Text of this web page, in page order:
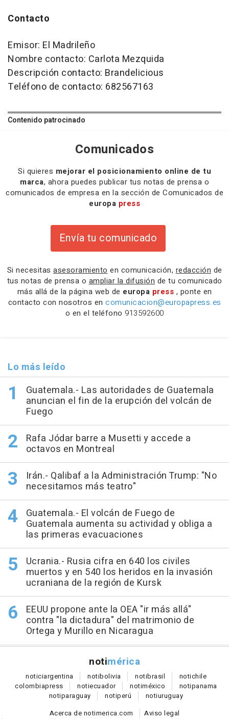
Contacto
Emisor: El Madrileño
Nombre contacto: Carlota Mezquida
Descripción contacto: Brandelicious
Teléfono de contacto: 682567163
Contenido patrocinado
Comunicados
Si quieres mejorar el posicionamiento online de tu
marca, ahora puedes publicar tus notas de prensa o
comunicados de empresa en la sección de Comunicados de
europa press
Envía tu comunicado
Si necesitas asesoramiento en comunicación, redacción de
tus notas de prensa o ampliar la difusión de tu comunicado
más allá de la página web de europa press , ponte en
contacto con nosotros en comunicacion@europapress.es
o en el teléfono 913592600
Lo más leído
Guatemala.- Las autoridades de Guatemala
anuncian el fin de la erupción del volcán de
Fuego
Rafa Jódar barre a Musetti y accede a
octavos en Montreal
Irán.- Qalibaf a la Administración Trump: "No
necesitamos más teatro"
Guatemala.- El volcán de Fuego de
Guatemala aumenta su actividad y obliga a
las primeras evacuaciones
Ucrania.- Rusia cifra en 640 los civiles
muertos y en 540 los heridos en la invasión
ucraniana de la región de Kursk
EEUU propone ante la OEA "ir más allá"
contra "la dictadura" del matrimonio de
Ortega y Murillo en Nicaragua
notimérica
noticiargentina notibolivia notibrasil notichile
colombiapress notiecuador notiméxico notipanama
notiparaguay notiperú notiuruguay
Acerca de notimerica.com
Aviso legal